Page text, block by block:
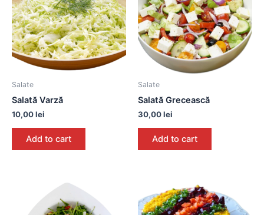
Salate
Salată Varză
10,00lei
Add to cart
Salate
Salată Grecească
30,00lei
Add to cart